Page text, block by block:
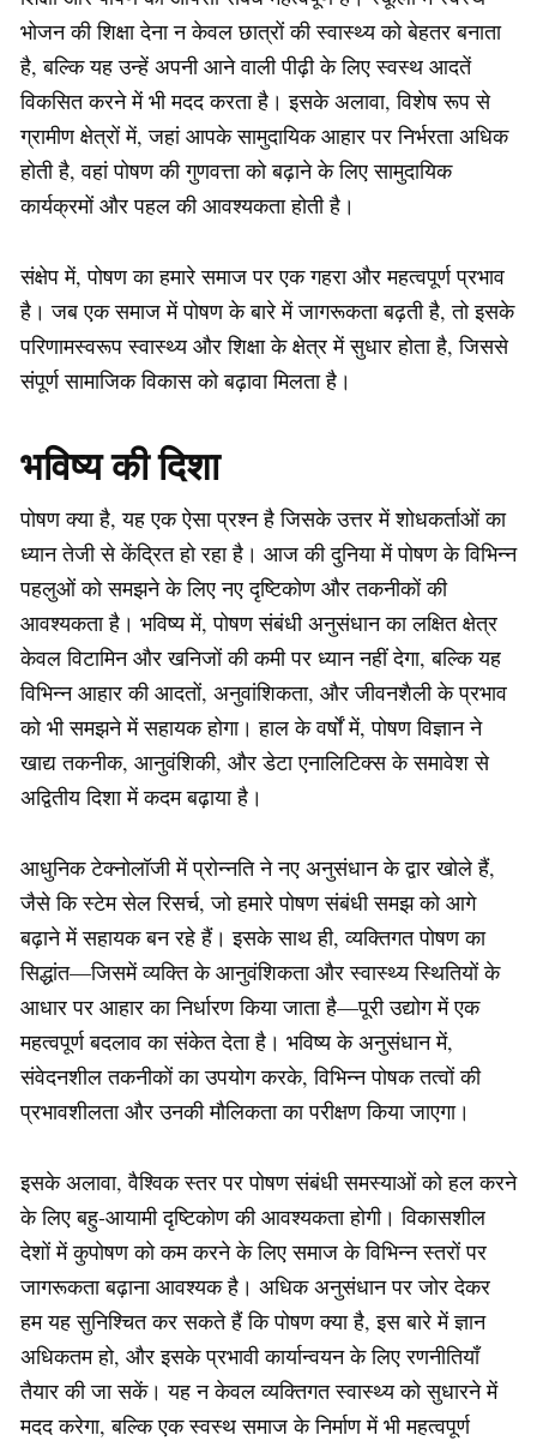
भोजन की शिक्षा देना न केवल छात्रों की स्वास्थ्य को बेहतर बनाता
है, बल्कि यह उन्हें अपनी आने वाली पीढ़ी के लिए स्वस्थ आदतें
विकसित करने में भी मदद करता है। इसके अलावा, विशेष रूप से
ग्रामीण क्षेत्रों में, जहां आपके सामुदायिक आहार पर निर्भरता अधिक
होती है, वहां पोषण की गुणवत्ता को बढ़ाने के लिए सामुदायिक
कार्यक्रमों और पहल की आवश्यकता होती है।
संक्षेप में, पोषण का हमारे समाज पर एक गहरा और महत्वपूर्ण प्रभाव
है। जब एक समाज में पोषण के बारे में जागरूकता बढ़ती है, तो इसके
परिणामस्वरूप स्वास्थ्य और शिक्षा के क्षेत्र में सुधार होता है, जिससे
संपूर्ण सामाजिक विकास को बढ़ावा मिलता है।
भविष्य की दिशा
पोषण क्या है, यह एक ऐसा प्रश्न है जिसके उत्तर में शोधकर्ताओं का
ध्यान तेजी से केंद्रित हो रहा है। आज की दुनिया में पोषण के विभिन्न
पहलुओं को समझने के लिए नए दृष्टिकोण और तकनीकों की
आवश्यकता है। भविष्य में, पोषण संबंधी अनुसंधान का लक्षित क्षेत्र
केवल विटामिन और खनिजों की कमी पर ध्यान नहीं देगा, बल्कि यह
विभिन्न आहार की आदतों, अनुवांशिकता, और जीवनशैली के प्रभाव
को भी समझने में सहायक होगा। हाल के वर्षों में, पोषण विज्ञान ने
खाद्य तकनीक, आनुवंशिकी, और डेटा एनालिटिक्स के समावेश से
अद्वितीय दिशा में कदम बढ़ाया है।
आधुनिक टेक्नोलॉजी में प्रोन्नति ने नए अनुसंधान के द्वार खोले हैं,
जैसे कि स्टेम सेल रिसर्च, जो हमारे पोषण संबंधी समझ को आगे
बढ़ाने में सहायक बन रहे हैं। इसके साथ ही, व्यक्तिगत पोषण का
सिद्धांत—जिसमें व्यक्ति के आनुवंशिकता और स्वास्थ्य स्थितियों के
आधार पर आहार का निर्धारण किया जाता है—पूरी उद्योग में एक
महत्वपूर्ण बदलाव का संकेत देता है। भविष्य के अनुसंधान में,
संवेदनशील तकनीकों का उपयोग करके, विभिन्न पोषक तत्वों की
प्रभावशीलता और उनकी मौलिकता का परीक्षण किया जाएगा।
इसके अलावा, वैश्विक स्तर पर पोषण संबंधी समस्याओं को हल करने
के लिए बहु-आयामी दृष्टिकोण की आवश्यकता होगी। विकासशील
देशों में कुपोषण को कम करने के लिए समाज के विभिन्न स्तरों पर
जागरूकता बढ़ाना आवश्यक है। अधिक अनुसंधान पर जोर देकर
हम यह सुनिश्चित कर सकते हैं कि पोषण क्या है, इस बारे में ज्ञान
अधिकतम हो, और इसके प्रभावी कार्यान्वयन के लिए रणनीतियाँ
तैयार की जा सकें। यह न केवल व्यक्तिगत स्वास्थ्य को सुधारने में
मदद करेगा, बल्कि एक स्वस्थ समाज के निर्माण में भी महत्वपूर्ण